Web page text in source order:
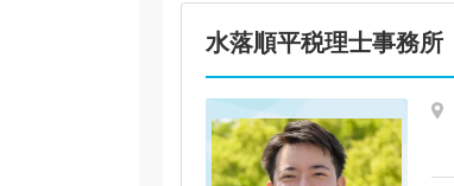
水落順平税理士事務所